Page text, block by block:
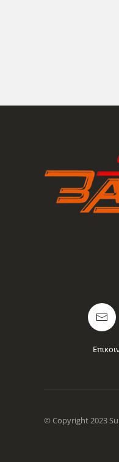
© Copyright 2023